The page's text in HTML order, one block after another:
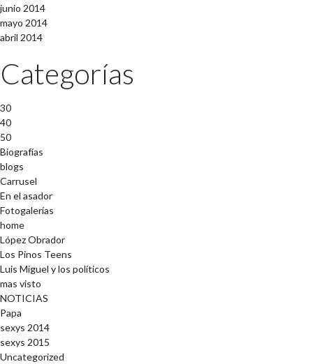
junio 2014
mayo 2014
abril 2014
Categorías
30
40
50
Biografías
blogs
Carrusel
En el asador
Fotogalerías
home
López Obrador
Los Pinos Teens
Luis Miguel y los políticos
mas visto
NOTICIAS
Papa
sexys 2014
sexys 2015
Uncategorized